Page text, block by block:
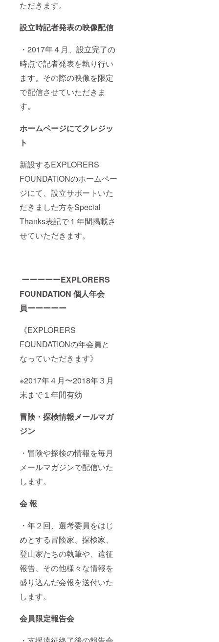
ただきます。
設立時記者発表の映像配信
・2017年４月、設立完了の
時点で記者発表を執り行い
ます。その際の映像を限定
で配信させていただきま
す。
ホームページにてクレジッ
ト
新設するEXPLORERS
FOUNDATIONのホームペー
ジにて、設立サポートいた
だきました方をSpecial
Thanks表記で１年間掲載さ
せていただきます。
ーーーーーEXPLORERS
FOUNDATION 個人年会
員ーーーーー
《EXPLORERS
FOUNDATIONの年会員と
なっていただきます》
※2017年４月〜2018年３月
末まで１年間有効
冒険・探検情報メールマガ
ジン
・冒険や探検の情報を毎月
メールマガジンで配信いた
します。
会 報
・年２回、選考委員をはじ
めとする冒険家、探検家、
登山家たちの執筆や、遠征
報告、その他様々な情報を
盛り込んだ会報を送付いた
します。
会員限定報告会